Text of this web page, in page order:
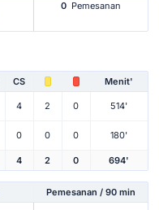
0 Pemesanan
CS
Menit'
4 2 0 514'
0 0 0 180'
4 2 0 694'
Pemesanan / 90 min